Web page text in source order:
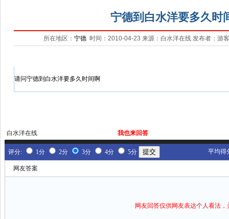
宁德到白水洋要多久时
所在地区： 宁德 时间：2010-04-23 来源：白水洋在线 发布者：游
请问宁德到白水洋要多久时间啊